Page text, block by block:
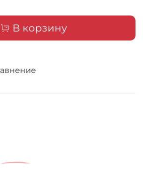
В корзину